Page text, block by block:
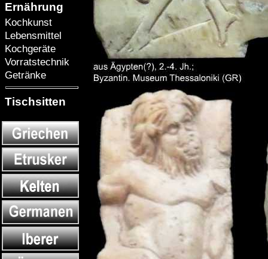
Ernährung
Kochkunst
Lebensmittel
Kochgeräte
Vorratstechnik
Getränke
Tischsitten